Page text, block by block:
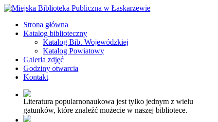
Strona główna
Katalog biblioteczny
Katalog Bib. Wojewódzkiej
Katalog Powiatowy
Galeria zdjęć
Godziny otwarcia
Kontakt
Literatura popularnonaukowa jest tylko jednym z wielu
gatunków, które znaleźć możecie w naszej bibliotece.